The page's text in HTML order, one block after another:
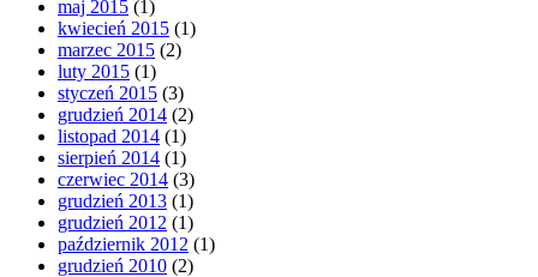
maj 2015 (1)
kwiecień 2015 (1)
marzec 2015 (2)
luty 2015 (1)
styczeń 2015 (3)
grudzień 2014 (2)
listopad 2014 (1)
sierpień 2014 (1)
czerwiec 2014 (3)
grudzień 2013 (1)
grudzień 2012 (1)
październik 2012 (1)
grudzień 2010 (2)